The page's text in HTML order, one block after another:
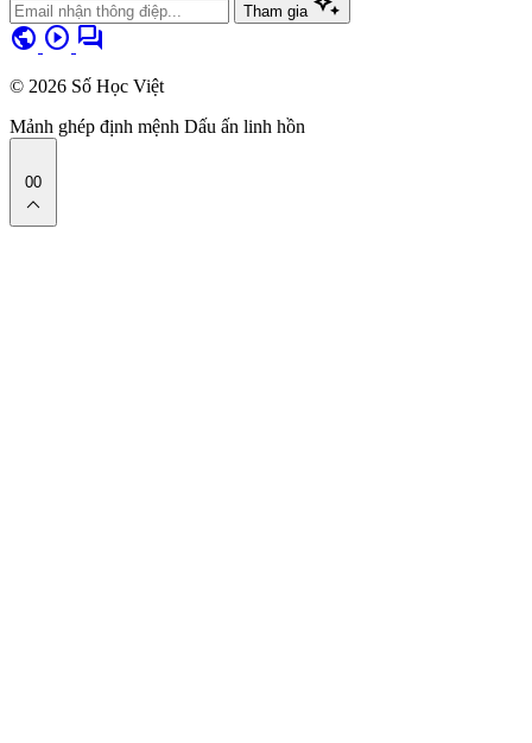
Tham gia
public play_circle forum
© 2026 Số Học Việt
Mảnh ghép định mệnh Dấu ấn linh hồn
00
expand_less